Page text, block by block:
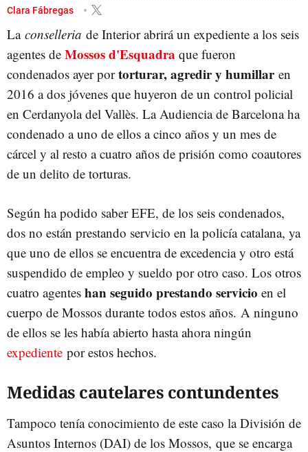
Clara Fábregas
La conselleria de Interior abrirá un expediente a los seis
agentes de Mossos d'Esquadra que fueron
condenados ayer portorturar, agredir y humillar en
2016 a dos jóvenes que huyeron de un control policial
en Cerdanyola del Vallès. La Audiencia de Barcelona ha
condenado a uno de ellos a cinco años y un mes de
cárcel y al resto a cuatro años de prisión como coautores
de un delito de torturas.
Según ha podido saber EFE, de los seis condenados,
dos no están prestando servicio en la policía catalana, ya
que uno de ellos se encuentra de excedencia y otro está
suspendido de empleo y sueldo por otro caso. Los otros
cuatro agentes han seguido prestando servicio en el
cuerpo de Mossos durante todos estos años. A ninguno
de ellos se les había abierto hasta ahora ningún
expediente por estos hechos.
Medidas cautelares contundentes
Tampoco tenía conocimiento de este caso la División de
Asuntos Internos (DAI) de los Mossos, que se encarga